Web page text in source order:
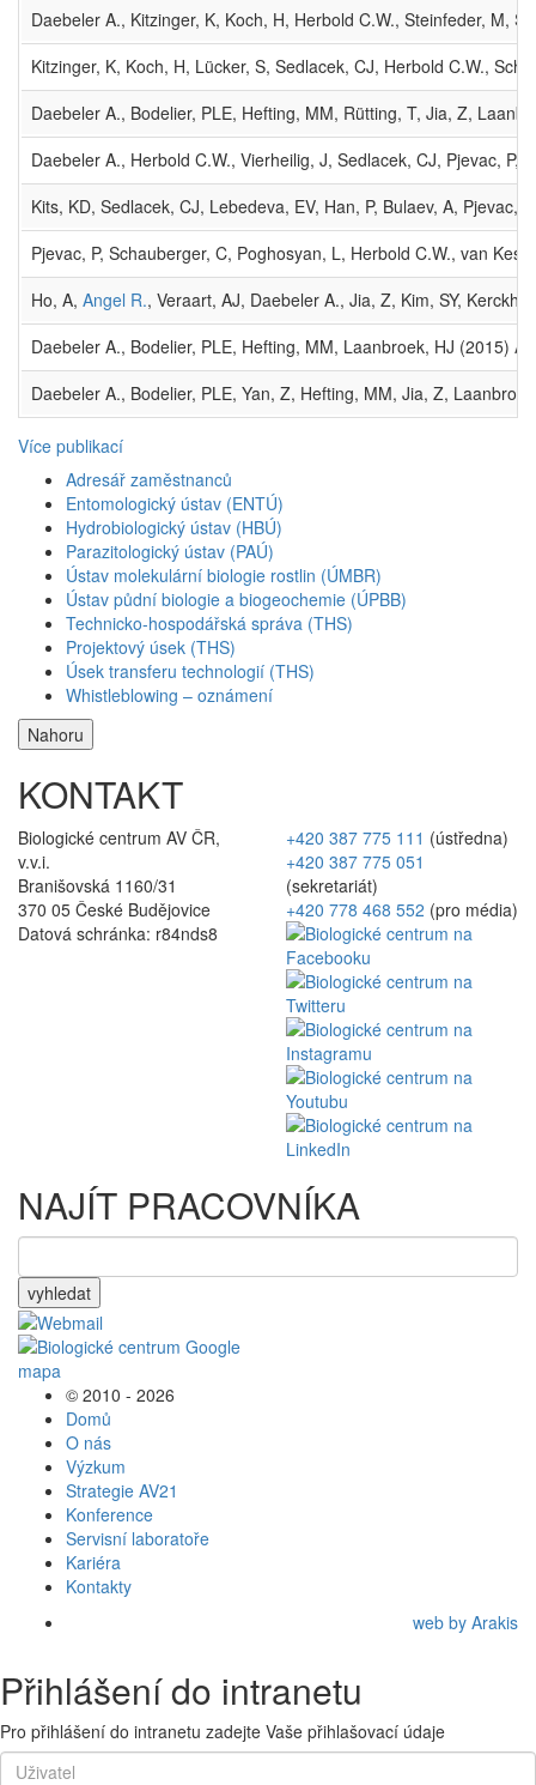
Daebeler A., Kitzinger, K, Koch, H, Herbold C.W., Steinfeder, M,
Kitzinger, K, Koch, H, Lücker, S, Sedlacek, CJ, Herbold C.W.,
Daebeler A., Bodelier, PLE, Hefting, MM, Rütting, T, Jia, Z,
Daebeler A., Herbold C.W., Vierheilig, J, Sedlacek, CJ, Pjevac,
Kits, KD, Sedlacek, CJ, Lebedeva, EV, Han, P, Bulaev, A,
Pjevac, P, Schauberger, C, Poghosyan, L, Herbold C.W., van
Ho, A, Angel R., Veraart, AJ, Daebeler A., Jia, Z, Kim, SY,
Daebeler A., Bodelier, PLE, Hefting, MM, Laanbroek, HJ (2015)
Daebeler A., Bodelier, PLE, Yan, Z, Hefting, MM, Jia, Z,
Více publikací
Adresář zaměstnanců
Entomologický ústav (ENTÚ)
Hydrobiologický ústav (HBÚ)
Parazitologický ústav (PAÚ)
Ústav molekulární biologie rostlin (ÚMBR)
Ústav půdní biologie a biogeochemie (ÚPBB)
Technicko-hospodářská správa (THS)
Projektový úsek (THS)
Úsek transferu technologií (THS)
Whistleblowing – oznámení
Nahoru
KONTAKT
Biologické centrum AV ČR,
v.v.i.
Branišovská 1160/31
370 05 České Budějovice
Datová schránka: r84nds8
+420 387 775 111 (ústředna)
+420 387 775 051
(sekretariát)
+420 778 468 552 (pro média)
NAJÍT PRACOVNÍKA
vyhledat
© 2010 - 2026
Domů
O nás
Výzkum
Strategie AV21
Konference
Servisní laboratoře
Kariéra
Kontakty
web by Arakis
Přihlášení do intranetu
Pro přihlášení do intranetu zadejte Vaše přihlašovací údaje